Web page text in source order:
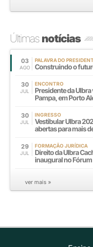
Últimasnotícias
03
AGO
PALAVRA DO
Construindo o
30
JUL
ENCONTRO
Presidente da Ulbra
Pampa, em Porto
30
JUL
INGRESSO
Vestibular Ulbra
abertas para mais
29
JUL
FORMAÇÃO JURÍDICA
Direito da Ulbra
inaugural no Fórum
ver mais »